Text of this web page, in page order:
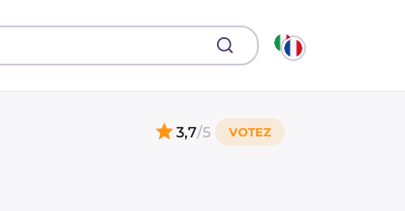
3,7/5